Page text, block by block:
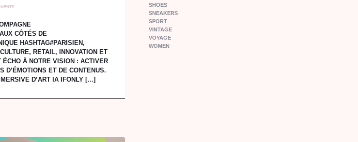
CÔTÉS DE
HASHTAG#PARISIEN,
RETAIL, INNOVATION ET
À NOTRE VISION : ACTIVER
D’ÉMOTIONS ET DE CONTENUS.
D’ART IA IFONLY […]
SHOES
SNEAKERS
SPORT
VINTAGE
VOYAGE
WOMEN